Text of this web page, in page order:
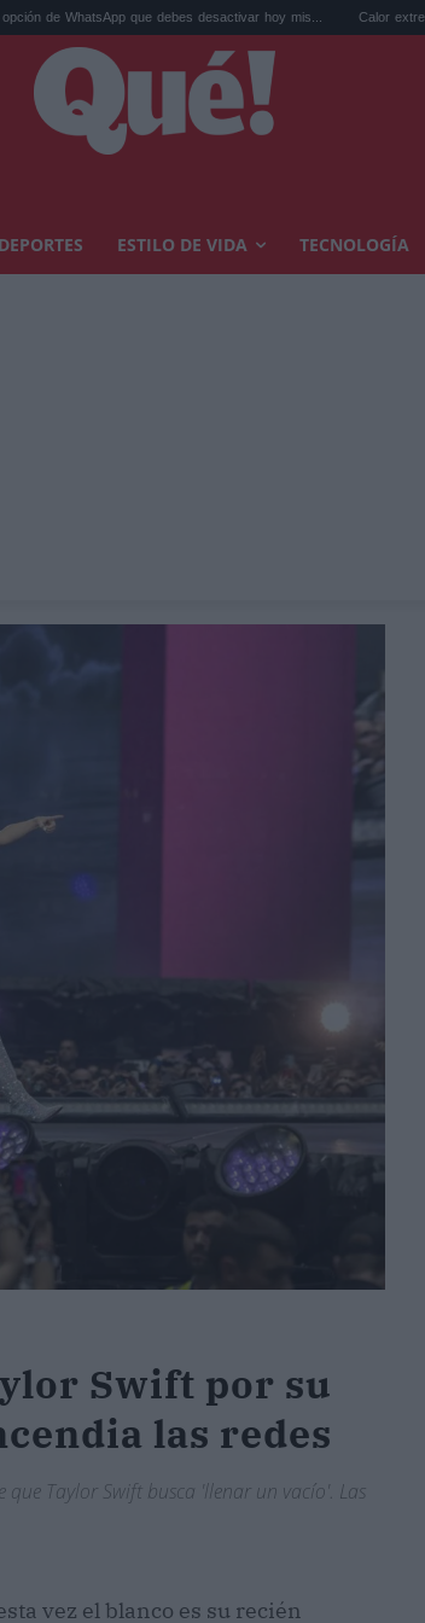
que debes desactivar hoy mis... Calor extremo y ansiedad:
DEPORTES ESTILO DE VIDA TECNOLOGÍA
Swift por su
las redes
Taylor Swift busca 'llenar un vacío'. Las
vez el blanco es su recién